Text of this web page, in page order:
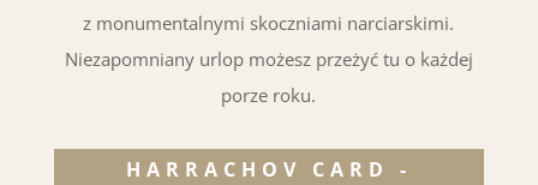
z monumentalnymi skoczniami narciarskimi.
Niezapomniany urlop możesz przeżyć tu o każdej
porze roku.
HARRACHOV CARD -